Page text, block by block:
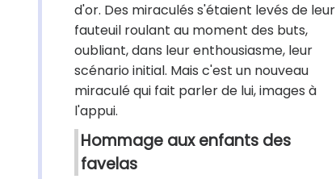
d'or. Des miraculés s'étaient levés de leur
fauteuil roulant au moment des buts,
oubliant, dans leur enthousiasme, leur
scénario initial. Mais c'est un nouveau
miraculé qui fait parler de lui, images à
l'appui.
Hommage aux enfants des
favelas